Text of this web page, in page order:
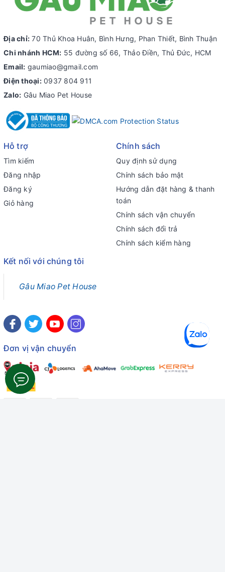
Địa chỉ: 70 Thủ Khoa Huân, Bình Hưng, Phan Thiết, Bình Thuận
Chi nhánh HCM: 55 đường số 66, Thảo Điền, Thủ Đức, HCM
Email: gaumiao@gmail.com
Điện thoại: 0937 804 911
Zalo: Gâu Miao Pet House
Hỗ trợ
Tìm kiếm
Đăng nhập
Đăng ký
Giỏ hàng
Chính sách
Quy định sử dụng
Chính sách bảo mật
Hướng dẫn đặt hàng & thanh
toán
Chính sách vận chuyển
Chính sách đổi trả
Chính sách kiểm hàng
Kết nối với chúng tôi
Gâu Miao Pet House
Đơn vị vận chuyển